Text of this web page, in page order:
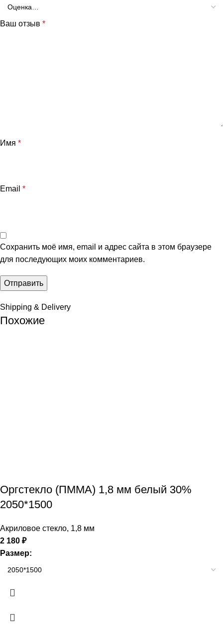
Ваш отзыв *
Имя *
Email *
Сохранить моё имя, email и адрес сайта в этом браузере
для последующих моих комментариев.
Shipping & Delivery
Похожие
Оргстекло (ПММА) 1,8 мм белый 30%
2050*1500
Акриловое стекло, 1,8 мм
2 180 ₽
Размер: